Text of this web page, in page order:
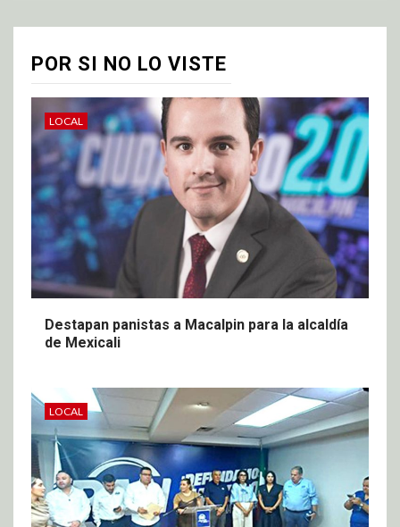
POR SI NO LO VISTE
LOCAL
Destapan panistas a Macalpin para la alcaldía
de Mexicali
LOCAL